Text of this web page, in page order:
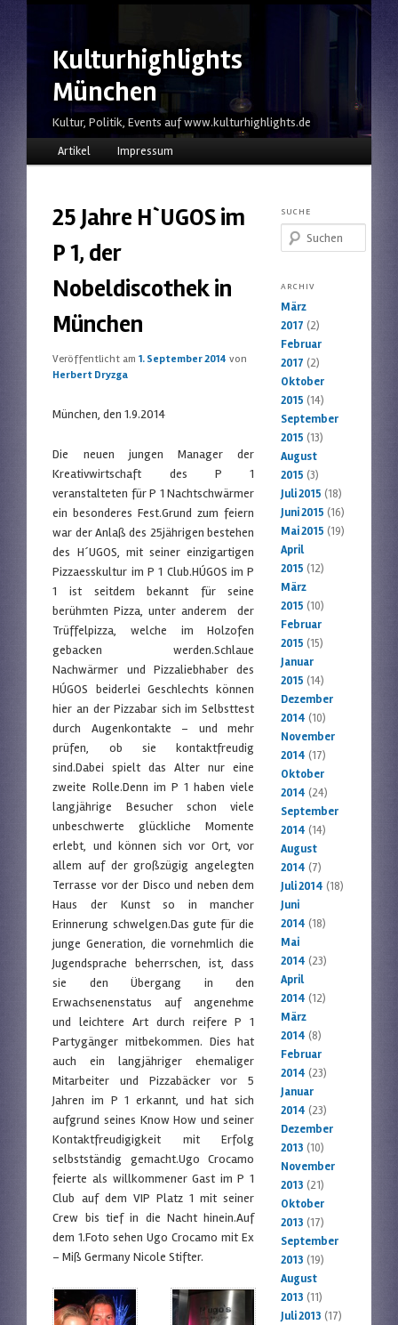
Kulturhighlights
München
Kultur, Politik, Events auf www.kulturhighlights.de
HauptmenüZum Inhalt wechseln
Zum sekundären Inhalt wechseln
Artikel Impressum
25 Jahre H`UGOS im
P 1, der
Nobeldiscothek in
München
Veröffentlicht am1. September 2014 von
Herbert Dryzga
München, den 1.9.2014
Die neuen jungen Manager der
Kreativwirtschaft des P 1
veranstalteten für P 1 Nachtschwärmer
ein besonderes Fest.Grund zum feiern
war der Anlaß des 25jährigen bestehen
des H´UGOS, mit seiner einzigartigen
Pizzaesskultur im P 1 Club.HÚGOS im P
1 ist seitdem bekannt für seine
berühmten Pizza, unter anderem der
Trüffelpizza, welche im Holzofen
gebacken werden.Schlaue
Nachwärmer und Pizzaliebhaber des
HÚGOS beiderlei Geschlechts können
hier an der Pizzabar sich im Selbsttest
durch Augenkontakte – und mehr
prüfen, ob sie kontaktfreudig
sind.Dabei spielt das Alter nur eine
zweite Rolle.Denn im P 1 haben viele
langjährige Besucher schon viele
unbeschwerte glückliche Momente
erlebt, und können sich vor Ort, vor
allem auf der großzügig angelegten
Terrasse vor der Disco und neben dem
Haus der Kunst so in mancher
Erinnerung schwelgen.Das gute für die
junge Generation, die vornehmlich die
Jugendsprache beherrschen, ist, dass
sie den Übergang in den
Erwachsenenstatus auf angenehme
und leichtere Art durch reifere P 1
Partygänger mitbekommen. Dies hat
auch ein langjähriger ehemaliger
Mitarbeiter und Pizzabäcker vor 5
Jahren im P 1 erkannt, und hat sich
aufgrund seines Know How und seiner
Kontaktfreudigigkeit mit Erfolg
selbstständig gemacht.Ugo Crocamo
feierte als willkommener Gast im P 1
Club auf dem VIP Platz 1 mit seiner
Crew bis tief in die Nacht hinein.Auf
dem 1.Foto sehen Ugo Crocamo mit Ex
– Miß Germany Nicole Stifter.
SUCHE
Suchen
ARCHIV
März
2017 (2)
Februar
2017 (2)
Oktober
2015 (14)
September
2015 (13)
August
2015 (3)
Juli 2015 (18)
Juni 2015 (16)
Mai 2015 (19)
April
2015 (12)
März
2015 (10)
Februar
2015 (15)
Januar
2015 (14)
Dezember
2014 (10)
November
2014 (17)
Oktober
2014 (24)
September
2014 (14)
August
2014 (7)
Juli 2014 (18)
Juni
2014 (18)
Mai
2014 (23)
April
2014 (12)
März
2014 (8)
Februar
2014 (23)
Januar
2014 (23)
Dezember
2013 (10)
November
2013 (21)
Oktober
2013 (17)
September
2013 (19)
August
2013 (11)
Juli 2013 (17)